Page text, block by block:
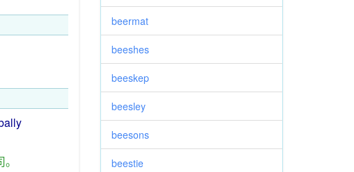
。
beermat
beeshes
beeskep
beesley
beesons
beestie